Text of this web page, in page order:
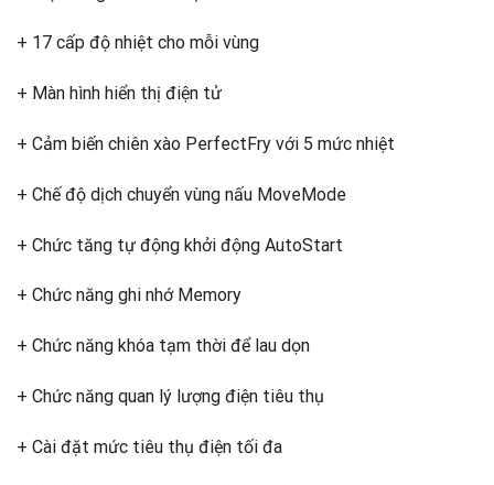
+ 17 cấp độ nhiệt cho mỗi vùng
+ Màn hình hiển thị điện tử
+ Cảm biến chiên xào PerfectFry với 5 mức nhiệt
+ Chế độ dịch chuyển vùng nấu MoveMode
+ Chức tăng tự động khởi động AutoStart
+ Chức năng ghi nhớ Memory
+ Chức năng khóa tạm thời để lau dọn
+ Chức năng quan lý lượng điện tiêu thụ
+ Cài đặt mức tiêu thụ điện tối đa